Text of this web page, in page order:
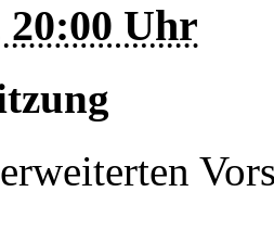
20:00 Uhr